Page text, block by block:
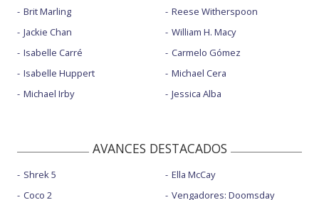
Brit Marling
Jackie Chan
Isabelle Carré
Isabelle Huppert
Michael Irby
Reese Witherspoon
William H. Macy
Carmelo Gómez
Michael Cera
Jessica Alba
AVANCES DESTACADOS
Shrek 5
Coco 2
Ella McCay
Vengadores: Doomsday